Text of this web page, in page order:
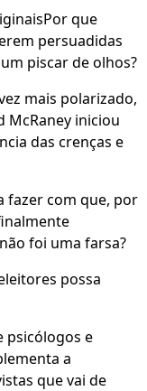
que
persuadidas
piscar de olhos?
mais polarizado,
McRaney iniciou
das crenças e
fazer com que, por
foi uma farsa?
possa
psicólogos e
a
que vai de